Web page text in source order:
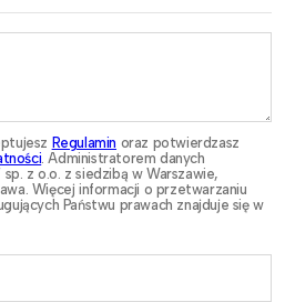
Regulamin oraz potwierdzasz
. Administratorem danych
z o.o. z siedzibą w Warszawie,
Więcej informacji o przetwarzaniu
Państwu prawach znajduje się w